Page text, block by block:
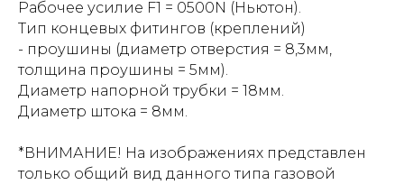
Рабочее усилие F1 = 0500N (Ньютон).
Тип концевых фитингов (креплений)
- проушины (диаметр отверстия = 8,3мм,
толщина проушины = 5мм).
Диаметр напорной трубки = 18мм.
Диаметр штока = 8мм.
*ВНИМАНИЕ! На изображениях представлен
только общий вид данного типа газовой